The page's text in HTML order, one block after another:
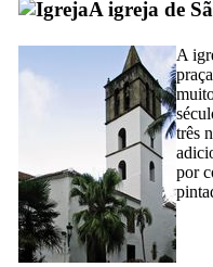
A igreja de
A
praça
três
por